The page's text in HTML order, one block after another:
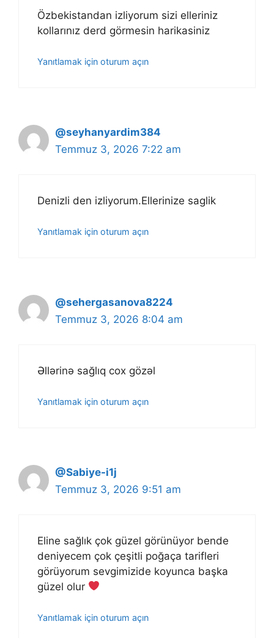
Özbekistandan izliyorum sizi elleriniz
kollarınız derd görmesin harikasiniz
Yanıtlamak için oturum açın
@seyhanyardim384
Temmuz 3, 2026 7:22 am
Denizli den izliyorum.Ellerinize saglik
Yanıtlamak için oturum açın
@sehergasanova8224
Temmuz 3, 2026 8:04 am
Əllərinə sağlıq cox gözəl
Yanıtlamak için oturum açın
@Sabiye-i1j
Temmuz 3, 2026 9:51 am
Eline sağlık çok güzel görünüyor bende
deniyecem çok çeşitli poğaça tarifleri
görüyorum sevgimizide koyunca başka
güzel olur
Yanıtlamak için oturum açın